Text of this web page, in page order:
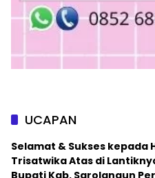
UCAPAN
Selamat & Sukses kepada
Trisatwika Atas di